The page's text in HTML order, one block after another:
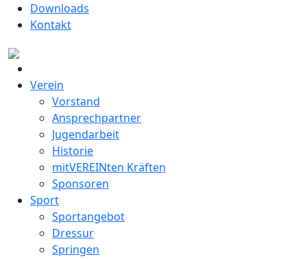
Downloads
Kontakt
Verein
Vorstand
Ansprechpartner
Jugendarbeit
Historie
mitVEREINten Kräften
Sponsoren
Sport
Sportangebot
Dressur
Springen